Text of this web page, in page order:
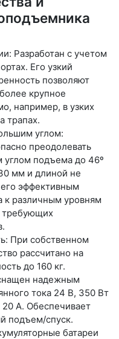
Разработан с учетом
Его узкий
позволяют
крупное
например, в узких
трапах.
углом:
преодолевать
подъема до 46º
мм и длиной не
эффективным
к различным уровням
требующих
При собственном
рассчитано на
до 160 кг.
надежным
тока 24 В, 350 Вт
А. Обеспечивает
подъем/спуск.
батареи